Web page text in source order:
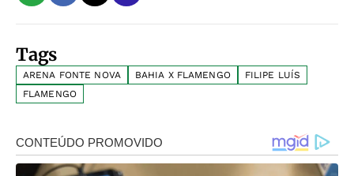
Tags
ARENA FONTE NOVA BAHIA X FLAMENGO
FILIPE LUÍS
FLAMENGO